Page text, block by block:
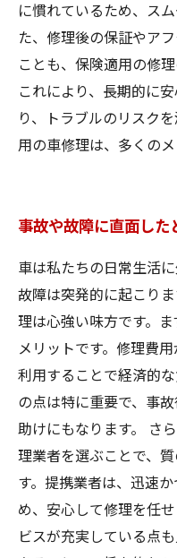
に慣れているため、ス
た、修理後の保証やア
ことも、保険適用の修
これにより、長期的に
り、トラブルのリスク
用の車修理は、多くの
事故や故障に直面した
車は私たちの日常生活
故障は突発的に起こり
理は心強い味方です。
メリットです。修理費
利用することで経済的
の点は特に重要で、事
助けにもなります。 さ
理業者を選ぶことで、
す。提携業者は、迅速
め、安心して修理を任
ビスが充実している点